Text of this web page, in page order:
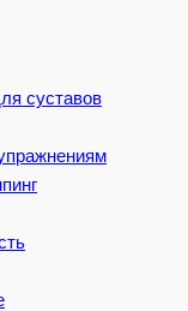
суставов